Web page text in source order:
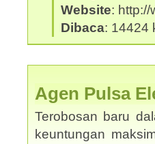
Website: http://
Dibaca: 14424
Agen Pulsa
Terobosan baru
keuntungan